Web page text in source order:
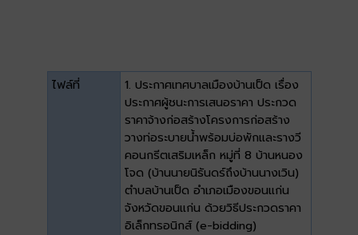
ไฟล์ที่
1. ประกาศเทศบาลเมืองบ้านเป็ด เรื่อง
ประกาศผู้ชนะการเสนอราคา ประกวด
ราคาจ้างก่อสร้างโครงการก่อสร้าง
วางท่อระบายน้ำพร้อมบ่อพักและรางวี
คอนกรีตเสริมเหล็ก หมู่ที่ 8 บ้านหนอง
โจด (บ้านนายนิรันดร์ถึงบ้านนางเวิน)
ตำบลบ้านเป็ด อำเภอเมืองขอนแก่น
จังหวัดขอนแก่น ด้วยวิธีประกวดราคา
อิเล็กทรอนิกส์ (e-bidding)